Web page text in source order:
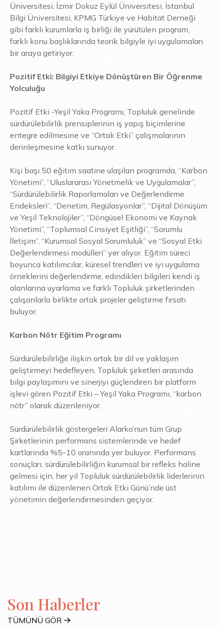
Üniversitesi, İzmir Dokuz Eylül Üniversitesi, İstanbul
Bilgi Üniversitesi, KPMG Türkiye ve Habitat Derneği
gibi farklı kurumlarla iş birliği ile yürütülen program,
farklı konu başlıklarında teorik bilgiyle iyi uygulamaları
bir araya getiriyor.
Pozitif Etki: Bilgiyi Etkiye Dönüştüren Bir Öğrenme
Yolculuğu
Pozitif Etki -Yeşil Yaka Programı, Topluluk genelinde
sürdürülebilirlik prensiplerinin iş yapış biçimlerine
entegre edilmesine ve “Ortak Etki” çalışmalarının
derinleşmesine katkı sunuyor.
Kişi başı 50 eğitim saatine ulaşılan programda, “Karbon
Yönetimi”, “Uluslararası Yönetmelik ve Uygulamalar”,
“Sürdürülebilirlik Raporlamaları ve Değerlendirme
Endeksleri”, “Denetim, Regülasyonlar”, “Dijital Dönüşüm
ve Yeşil Teknolojiler”, “Döngüsel Ekonomi ve Kaynak
Yönetimi”, “Toplumsal Cinsiyet Eşitliği”, “Sorumlu
İletişim”, “Kurumsal Sosyal Sorumluluk” ve “Sosyal Etki
Değerlendirmesi modülleri” yer alıyor. Eğitim süreci
boyunca katılımcılar, küresel trendleri ve iyi uygulama
örneklerini değerlendirme, edindikleri bilgileri kendi iş
alanlarına uyarlama ve farklı Topluluk şirketlerinden
çalışanlarla birlikte ortak projeler geliştirme fırsatı
buluyor.
Karbon Nötr Eğitim Programı
Sürdürülebilirliğe ilişkin ortak bir dil ve yaklaşım
geliştirmeyi hedefleyen, Topluluk şirketleri arasında
bilgi paylaşımını ve sinerjiyi güçlendiren bir platform
işlevi gören Pozitif Etki – Yeşil Yaka Programı, “karbon
nötr” olarak düzenleniyor.
Sürdürülebilirlik göstergeleri Alarko’nun tüm Grup
Şirketlerinin performans sistemlerinde ve hedef
kartlarında %5-10 oranında yer buluyor. Performans
sonuçları, sürdürülebilirliğin kurumsal bir refleks haline
gelmesi için, her yıl Topluluk sürdürülebilirlik liderlerinin
katılımı ile düzenlenen Ortak Etki Günü’nde üst
yönetimin değerlendirmesinden geçiyor.
Son Haberler
TÜMÜNÜ GÖR